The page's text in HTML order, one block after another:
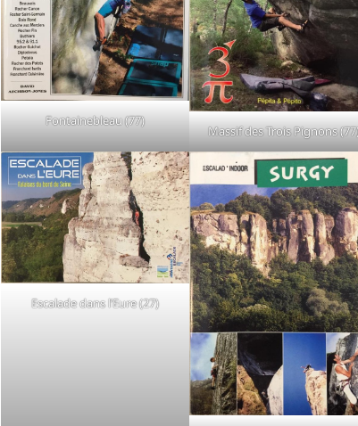
Fontainebleau (77)
Massif des Trois Pignons
Escalade dans l’Eure (27)